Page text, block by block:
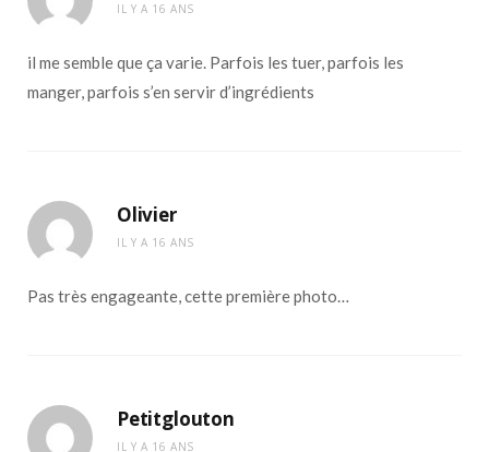
IL Y A 16 ANS
il me semble que ça varie. Parfois les tuer, parfois les
manger, parfois s’en servir d’ingrédients
Olivier
IL Y A 16 ANS
Pas très engageante, cette première photo…
Petitglouton
IL Y A 16 ANS